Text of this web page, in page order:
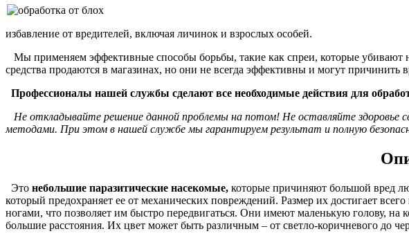
избавление от вредителей, включая личинок и взрослых особей.
Мы применяем эффективные способы борьбы, такие как спреи, которые убивают
средства продаются в магазинах, но они не всегда эффективны и могут
Профессионалы нашей службы сделают все необходимые действия для
Не откладывайте решение данной проблемы на потом! Не оставляйте здоровье
методами. При этом в нашей службе мы гарантируем результат и полную
Это небольшие паразитические насекомые, которые причиняют большой вред
который предохраняет ее от механических повреждений. Размер их достигает
ногами, что позволяет им быстро передвигаться. Они имеют маленькую голову, на
большие расстояния. Их цвет может быть различным – от светло-коричневого до